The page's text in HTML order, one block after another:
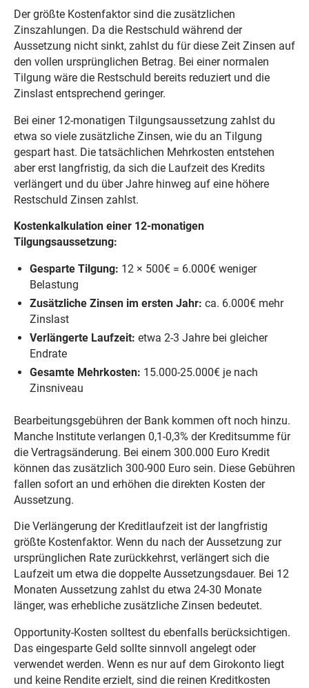
Der größte Kostenfaktor sind die zusätzlichen
Zinszahlungen. Da die Restschuld während der
Aussetzung nicht sinkt, zahlst du für diese Zeit Zinsen auf
den vollen ursprünglichen Betrag. Bei einer normalen
Tilgung wäre die Restschuld bereits reduziert und die
Zinslast entsprechend geringer.
Bei einer 12-monatigen Tilgungsaussetzung zahlst du
etwa so viele zusätzliche Zinsen, wie du an Tilgung
gespart hast. Die tatsächlichen Mehrkosten entstehen
aber erst langfristig, da sich die Laufzeit des Kredits
verlängert und du über Jahre hinweg auf eine höhere
Restschuld Zinsen zahlst.
Kostenkalkulation einer 12-monatigen
Tilgungsaussetzung:
Gesparte Tilgung: 12 × 500€ = 6.000€ weniger
Belastung
Zusätzliche Zinsen im ersten Jahr: ca. 6.000€ mehr
Zinslast
Verlängerte Laufzeit: etwa 2-3 Jahre bei gleicher
Endrate
Gesamte Mehrkosten: 15.000-25.000€ je nach
Zinsniveau
Bearbeitungsgebühren der Bank kommen oft noch hinzu.
Manche Institute verlangen 0,1-0,3% der Kreditsumme für
die Vertragsänderung. Bei einem 300.000 Euro Kredit
können das zusätzlich 300-900 Euro sein. Diese Gebühren
fallen sofort an und erhöhen die direkten Kosten der
Aussetzung.
Die Verlängerung der Kreditlaufzeit ist der langfristig
größte Kostenfaktor. Wenn du nach der Aussetzung zur
ursprünglichen Rate zurückkehrst, verlängert sich die
Laufzeit um etwa die doppelte Aussetzungsdauer. Bei 12
Monaten Aussetzung zahlst du etwa 24-30 Monate
länger, was erhebliche zusätzliche Zinsen bedeutet.
Opportunity-Kosten solltest du ebenfalls berücksichtigen.
Das eingesparte Geld sollte sinnvoll angelegt oder
verwendet werden. Wenn es nur auf dem Girokonto liegt
und keine Rendite erzielt, sind die reinen Kreditkosten